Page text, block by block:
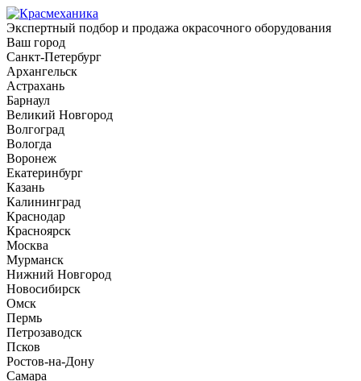
Экспертный подбор и продажа окрасочного оборудования
Ваш город
Санкт-Петербург
Архангельск
Астрахань
Барнаул
Великий Новгород
Волгоград
Вологда
Воронеж
Екатеринбург
Казань
Калининград
Краснодар
Красноярск
Москва
Мурманск
Нижний Новгород
Новосибирск
Омск
Пермь
Петрозаводск
Псков
Ростов-на-Дону
Самара